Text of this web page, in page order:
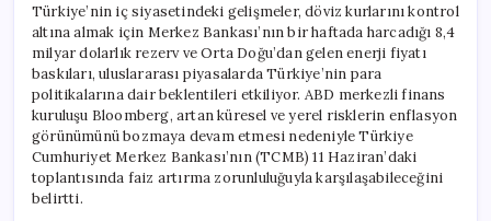
Türkiye’nin iç siyasetindeki gelişmeler, döviz kurlarını kontrol
altına almak için Merkez Bankası’nın bir haftada harcadığı 8,4
milyar dolarlık rezerv ve Orta Doğu’dan gelen enerji fiyatı
baskıları, uluslararası piyasalarda Türkiye’nin para
politikalarına dair beklentileri etkiliyor. ABD merkezli finans
kuruluşu Bloomberg, artan küresel ve yerel risklerin enflasyon
görünümünü bozmaya devam etmesi nedeniyle Türkiye
Cumhuriyet Merkez Bankası’nın (TCMB) 11 Haziran’daki
toplantısında faiz artırma zorunluluğuyla karşılaşabileceğini
belirtti.